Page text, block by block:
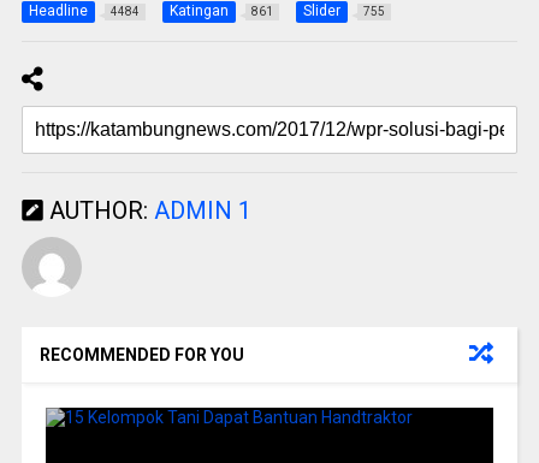
Headline 4484 Katingan 861 Slider 755
AUTHOR: ADMIN 1
RECOMMENDED FOR YOU